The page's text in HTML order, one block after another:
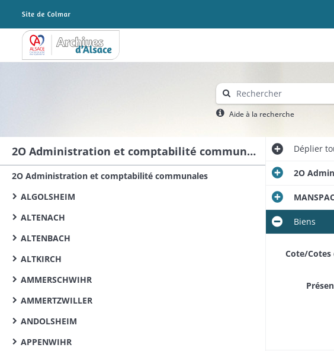
Archives Alsace - Colmar
Aide à la recherche
2O Administration et comptabilité communales
2O Administration et comptabilité communales
ALGOLSHEIM
ALTENACH
ALTENBACH
ALTKIRCH
AMMERSCHWIHR
AMMERTZWILLER
ANDOLSHEIM
APPENWIHR
Déplier
2O
Biens
Cote/